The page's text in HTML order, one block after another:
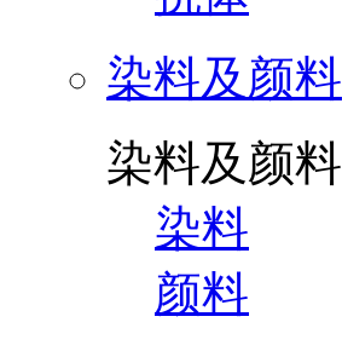
染料及颜料
染料及颜料
染料
颜料